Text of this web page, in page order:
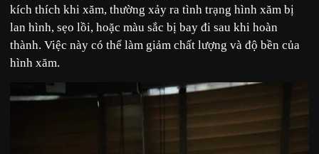
kích thích khi xăm, thường xảy ra tình trạng hình xăm bị
lan hình, sẹo lồi, hoặc màu sắc bị bay đi sau khi hoàn
thành. Việc này có thể làm giảm chất lượng và độ bền của
hình xăm.